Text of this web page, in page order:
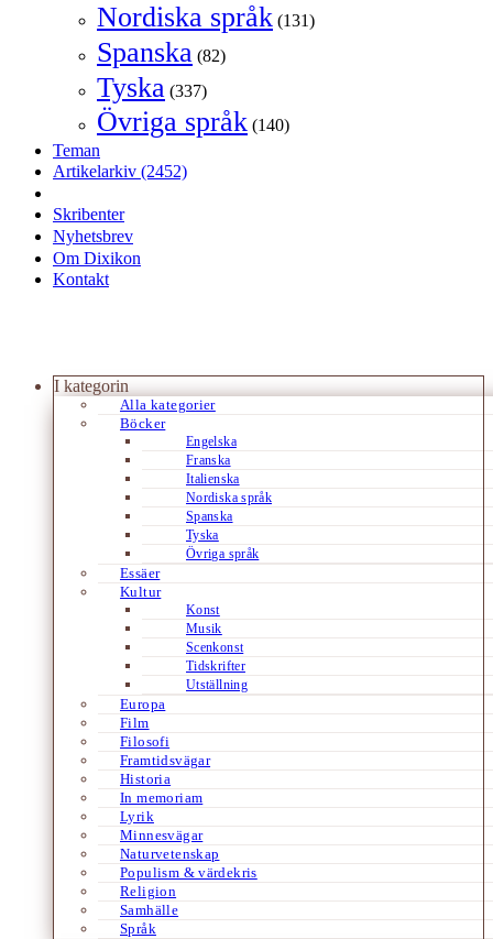
Nordiska språk (131)
Spanska (82)
Tyska (337)
Övriga språk (140)
Teman
Artikelarkiv (2452)
Skribenter
Nyhetsbrev
Om Dixikon
Kontakt
I kategorin
Alla kategorier
Böcker
Engelska
Franska
Italienska
Nordiska språk
Spanska
Tyska
Övriga språk
Essäer
Kultur
Konst
Musik
Scenkonst
Tidskrifter
Utställning
Europa
Film
Filosofi
Framtidsvägar
Historia
In memoriam
Lyrik
Minnesvägar
Naturvetenskap
Populism & värdekris
Religion
Samhälle
Språk